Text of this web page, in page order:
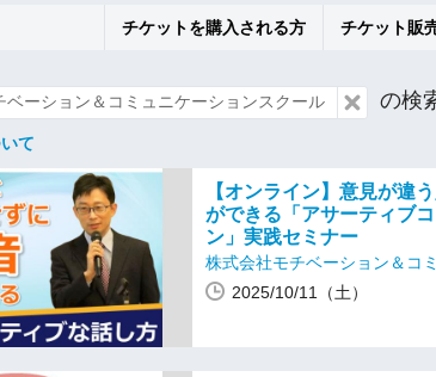
チケットを購入される方 チケット販
ベーション＆コミュニケーションスクール の検
て
【オンライン】意見が違
ができる「アサーティブ
ン」実践セミナー
株式会社モチベーション＆コ
2025/10/11（土）